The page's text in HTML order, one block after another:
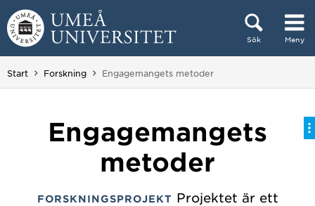
Hoppa direkt till innehållet
Sök Meny
Huvudmenyn dold.
Start Forskning Du är här:
Engagemangets metoder
Engagemangets
metoder
FORSKNINGSPROJEKT Projektet är ett